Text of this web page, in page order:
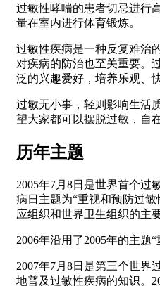
过敏性哮喘的患者切忌进行
量在室内进行体育锻炼。
过敏性疾病是一种反复难治
对疾病的防治也至关重要。
泛的兴趣爱好，培养乐观、
过敏无小事，轻则影响生活
望大家都可以摆脱过敏，自
历年主题
2005年7月8日是世界首个过
病日主题为“重视和预防过
应组织和世界卫生组织的主
2006年沿用了2005年的主题
2007年7月8日是第三个世界
地普及过敏性疾病的知识。